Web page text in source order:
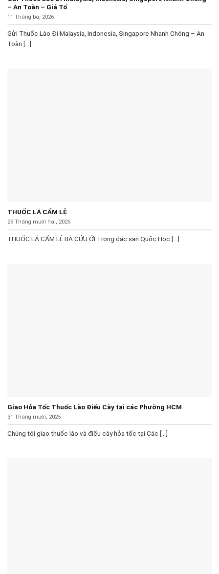
– An Toàn – Giá Tố
11 Tháng ba, 2026
Gửi Thuốc Lào Đi Malaysia, Indonesia, Singapore Nhanh Chóng – An
Toàn [...]
THUỐC LÁ CẨM LỆ
29 Tháng mười hai, 2025
THUỐC LÁ CẨM LỆ BÀ CỬU ỚI Trong đặc san Quốc Học [...]
Giao Hỏa Tốc Thuốc Lào Điếu Cày tại các Phường HCM
31 Tháng mười, 2025
Chúng tôi giao thuốc lào và điếu cày hỏa tốc tại Các [...]